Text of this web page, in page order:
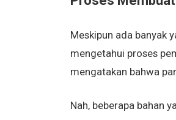
Meskipun ada banyak
mengetahui proses
mengatakan bahwa
Nah, beberapa bahan